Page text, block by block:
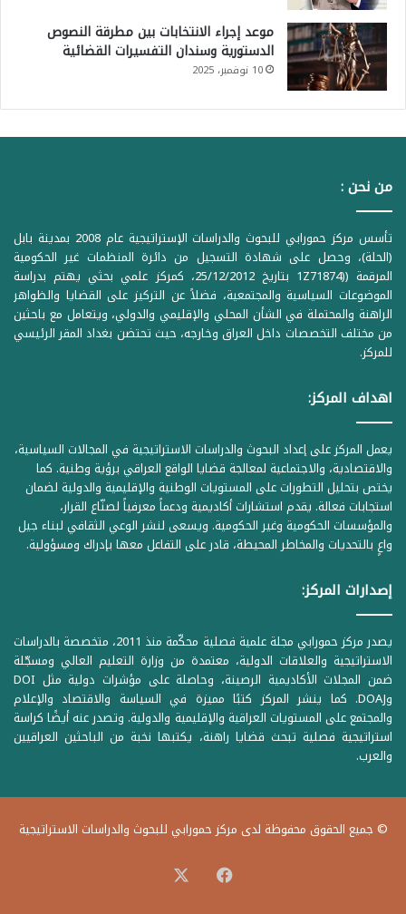
موعد إجراء الانتخابات بين مطرقة النصوص
الدستورية وسندان التفسيرات القضائية
10 نوفمبر، 2025
من نحن :
تأسس مركز حمورابي للبحوث والدراسات الإستراتيجية عام 2008 بمدينة بابل
(الحلة)، وحصل على شهادة التسجيل من دائرة المنظمات غير الحكومية
المرقمة ((1Z71874 بتاريخ 25/12/2012، كمركز علمي بحثي يهتم بدراسة
الموضوعات السياسية والمجتمعية، فضلاً عن التركيز على القضايا والظواهر
الراهنة والمحتملة في الشأن المحلي والإقليمي والدولي، ويتعامل مع باحثين
من مختلف التخصصات داخل العراق وخارجه، حيث تحتضن بغداد المقر الرئيسي
للمركز.
اهداف المركز:
يعمل المركز على إعداد البحوث والدراسات الاستراتيجية في المجالات السياسية،
والاقتصادية، والاجتماعية لمعالجة قضايا الواقع العراقي برؤية وطنية. كما
يختص بتحليل التطورات على المستويات الوطنية والإقليمية والدولية لضمان
استجابات فعالة. يقدم استشارات أكاديمية ودعماً معرفياً لصنّاع القرار،
والمؤسسات الحكومية وغير الحكومية. ويسعى لنشر الوعي الثقافي لبناء جيل
واعٍ بالتحديات والمخاطر المحيطة، قادر على التفاعل معها بإدراك ومسؤولية.
إصدارات المركز:
يصدر مركز حمورابي مجلة علمية فصلية محكّمة منذ 2011، متخصصة بالدراسات
الاستراتيجية والعلاقات الدولية، معتمدة من وزارة التعليم العالي ومسجّلة
ضمن المجلات الأكاديمية الرصينة، وحاصلة على مؤشرات دولية مثل DOI
وDOAJ. كما ينشر المركز كتبًا مميزة في السياسة والاقتصاد والإعلام
والمجتمع على المستويات العراقية والإقليمية والدولية. وتصدر عنه أيضًا كراسة
استراتيجية فصلية تبحث قضايا راهنة، يكتبها نخبة من الباحثين العراقيين
والعرب.
© جميع الحقوق محفوظة لدى مركز حمورابي للبحوث والدراسات الاستراتيجية
فيسبوك